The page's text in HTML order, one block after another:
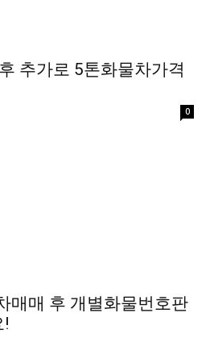
추가로 5톤화물차가격
0
매매 후 개별화물번호판
!